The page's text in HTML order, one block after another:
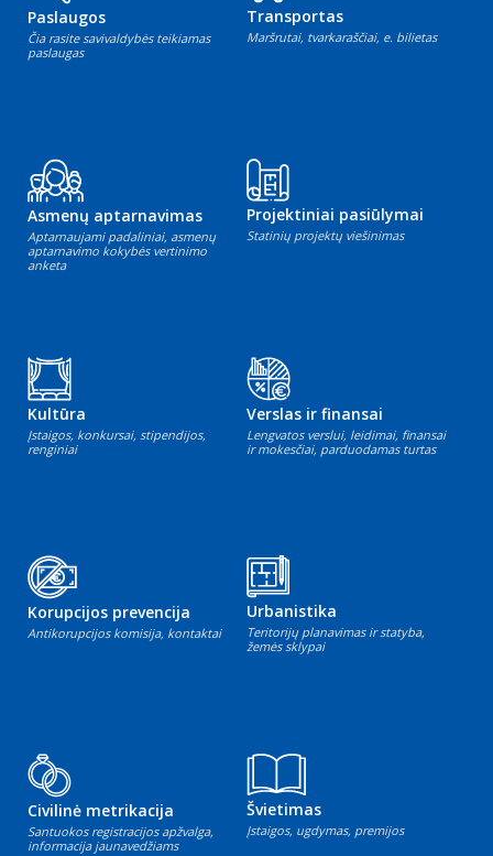
Paslaugos
Čia rasite savivaldybės teikiamas
paslaugas
Transportas
Maršrutai, tvarkaraščiai, e. bilietas
Asmenų aptarnavimas
Aptarnaujami padaliniai, asmenų
aptarnavimo kokybės vertinimo
anketa
Projektiniai pasiūlymai
Statinių projektų viešinimas
Kultūra
Įstaigos, konkursai, stipendijos,
renginiai
Verslas ir finansai
Lengvatos verslui, leidimai, finansai
ir mokesčiai, parduodamas turtas
Korupcijos prevencija
Antikorupcijos komisija, kontaktai
Urbanistika
Teritorijų planavimas ir statyba,
žemės sklypai
Civilinė metrikacija
Santuokos registracijos apžvalga,
informacija jaunavedžiams
Švietimas
Įstaigos, ugdymas, premijos